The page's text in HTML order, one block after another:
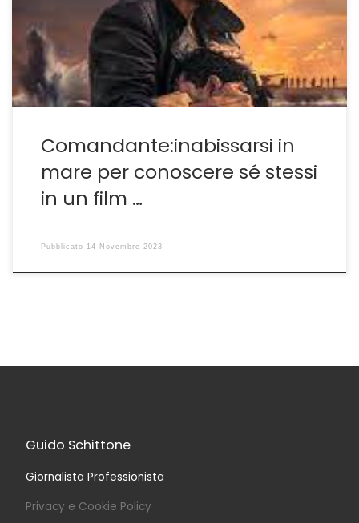
eccesso di retorica. Sarebbe stato molto facile cadere
nel tranello raccontando un reale episodio ai più
sconosciuto della seconda guerra mondiale. Un
comandante di sommergibile, Salvatore […]
Comandante:inabissarsi in
mare per conoscere sé stessi
in un film …
Pubblicato 14 Novembre 2023
Guido Schittone
Giornalista Professionista
Privacy e Cookie Policy